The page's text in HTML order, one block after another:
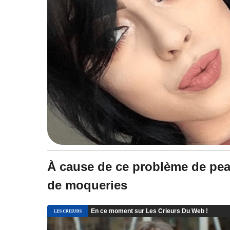
À cause de ce problème de
de moqueries